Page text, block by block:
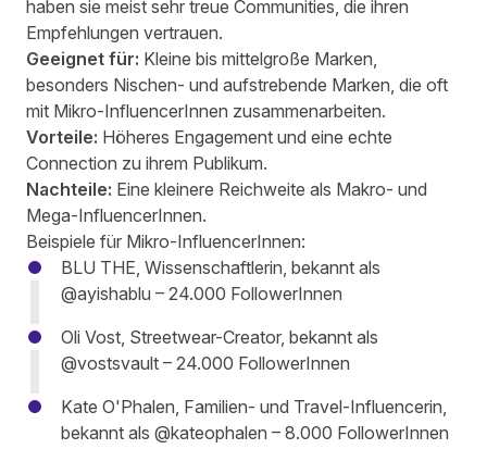
haben sie meist sehr treue Communities, die ihren
Empfehlungen vertrauen.
Geeignet für: Kleine bis mittelgroße Marken,
besonders Nischen- und aufstrebende Marken, die oft
mit Mikro-InfluencerInnen zusammenarbeiten.
Vorteile: Höheres Engagement und eine echte
Connection zu ihrem Publikum.
Nachteile: Eine kleinere Reichweite als Makro- und
Mega-InfluencerInnen.
Beispiele für Mikro-InfluencerInnen:
BLU THE, Wissenschaftlerin, bekannt als
@ayishablu – 24.000 FollowerInnen
Oli Vost, Streetwear-Creator, bekannt als
@vostsvault – 24.000 FollowerInnen
Kate O'Phalen, Familien- und Travel-Influencerin,
bekannt als @kateophalen – 8.000 FollowerInnen